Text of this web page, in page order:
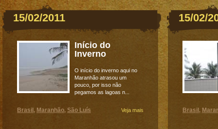
15/02/2011
Início do
Inverno
O início do inverno aqui no
Maranhão atrasou um
pouco, por isso não
pegamos as lagoas n...
Veja mais
Brasil , Maranhão, São Luís
15/02/
Brasil ,